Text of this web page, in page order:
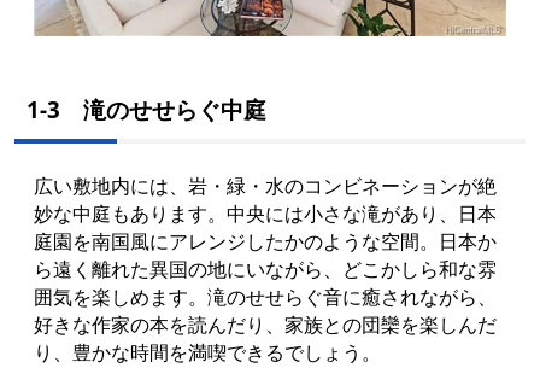
1-3 滝のせせらぐ中庭
広い敷地内には、岩・緑・水のコンビネーションが絶
妙な中庭もあります。中央には小さな滝があり、日本
庭園を南国風にアレンジしたかのような空間。日本か
ら遠く離れた異国の地にいながら、どこかしら和な雰
囲気を楽しめます。滝のせせらぐ音に癒されながら、
好きな作家の本を読んだり、家族との団欒を楽しんだ
り、豊かな時間を満喫できるでしょう。